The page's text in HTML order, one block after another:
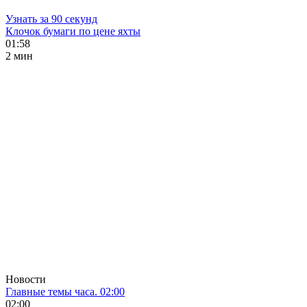
Узнать за 90 секунд
Клочок бумаги по цене яхты
01:58
2 мин
Новости
Главные темы часа. 02:00
02:00